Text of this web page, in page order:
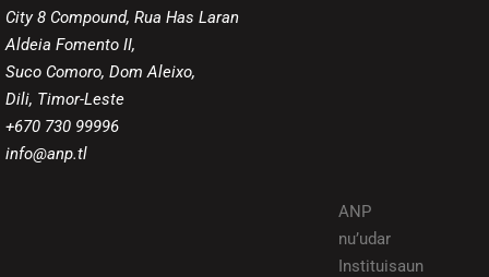
City 8 Compound, Rua Has Laran
Aldeia Fomento II,
Suco Comoro, Dom Aleixo,
Dili, Timor-Leste
+670 730 99996
info@anp.tl
ANP
nu’udar
Instituisaun